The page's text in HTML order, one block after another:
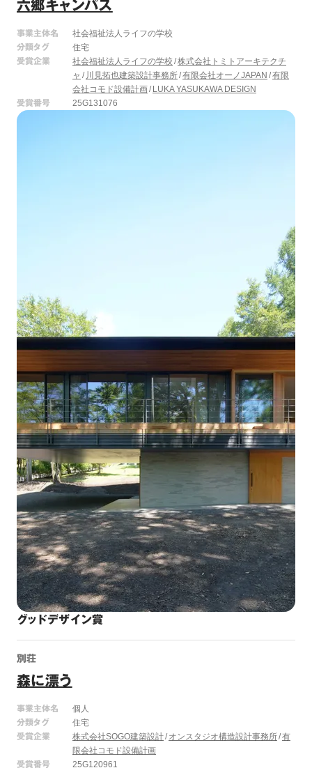
六郷キャンパス
事業主体名
社会福祉法人ライフの学校
分類タグ
住宅
受賞企業
社会福祉法人ライフの学校 株式会社トミトアーキテクチ
ャ
川見拓也建築設計事務所 有限会社オーノJAPAN
有限
会社コモド設備計画
LUKA YASUKAWA DESIGN
受賞番号
25G131076
グッドデザイン賞
別荘
森に漂う
事業主体名
個人
分類タグ
住宅
受賞企業
株式会社SOGO建築設計 オンスタジオ構造設計事務所 有
限会社コモド設備計画
受賞番号
25G120961